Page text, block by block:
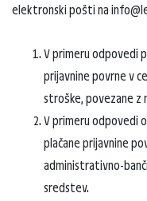
elektronski pošti na
V primeru odpovedi
prijavnine povrne v
stroške, povezane z
V primeru odpovedi
plačane prijavnine
administrativno-
sredstev.